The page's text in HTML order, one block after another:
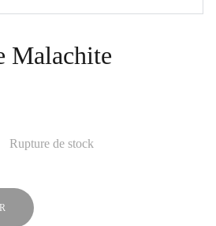
Malachite
Rupture de stock